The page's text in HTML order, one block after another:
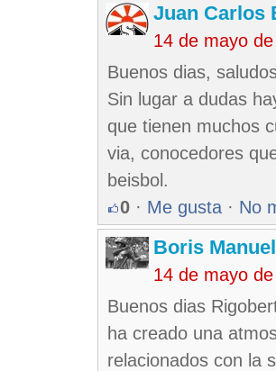
Juan Carlos
14 de mayo
Buenos dias,
Sin lugar a dudas
que tienen muchos
via, conocedores
beisbol.
0 · Me gusta · No
Boris
14 de mayo
Buenos dias
ha creado una
relacionados con la